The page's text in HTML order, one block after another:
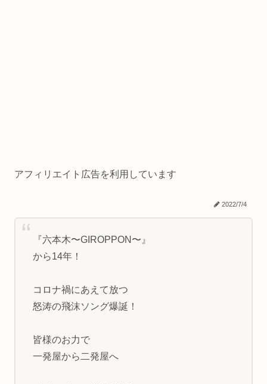
アフィリエイト広告を利用しています
2022/7/4
『六本木〜GIROPPON〜』
から14年！
コロナ禍にあえて放つ
怒涛の飛沫ソング爆誕！
皆様のお力で
一発屋から二発屋へ